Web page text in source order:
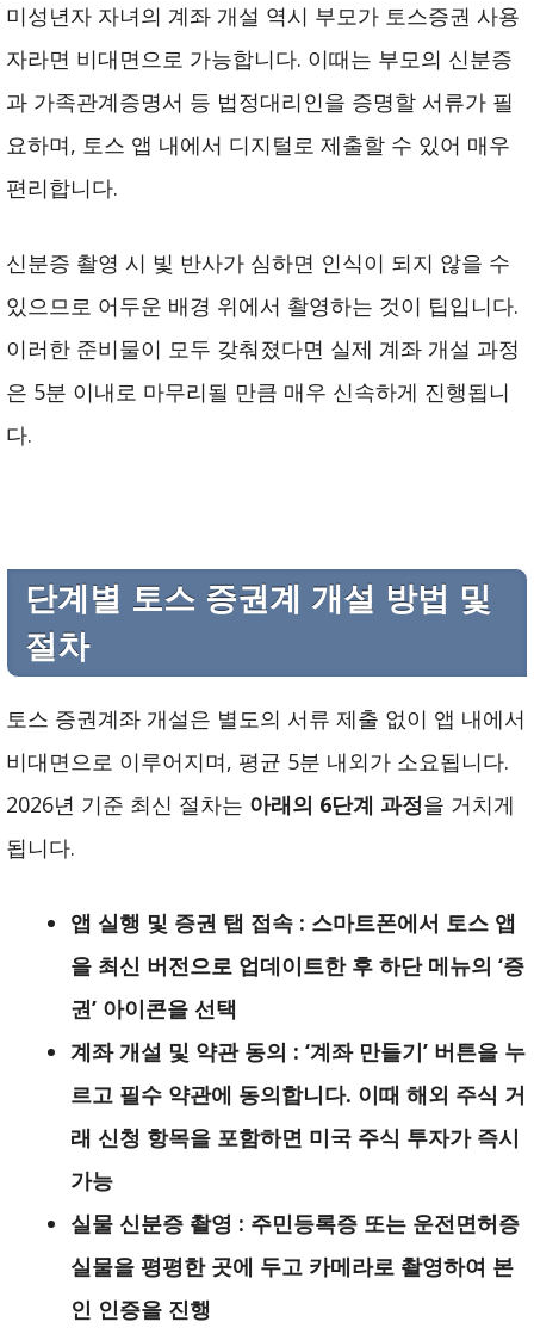
미성년자 자녀의 계좌 개설 역시 부모가 토스증권 사용
자라면 비대면으로 가능합니다. 이때는 부모의 신분증
과 가족관계증명서 등 법정대리인을 증명할 서류가 필
요하며, 토스 앱 내에서 디지털로 제출할 수 있어 매우
편리합니다.
신분증 촬영 시 빛 반사가 심하면 인식이 되지 않을 수
있으므로 어두운 배경 위에서 촬영하는 것이 팁입니다.
이러한 준비물이 모두 갖춰졌다면 실제 계좌 개설 과정
은 5분 이내로 마무리될 만큼 매우 신속하게 진행됩니
다.
단계별 토스 증권계 개설 방법 및
절차
토스 증권계좌 개설은 별도의 서류 제출 없이 앱 내에서
비대면으로 이루어지며, 평균 5분 내외가 소요됩니다.
2026년 기준 최신 절차는 아래의 6단계 과정을 거치게
됩니다.
앱 실행 및 증권 탭 접속 : 스마트폰에서 토스 앱
을 최신 버전으로 업데이트한 후 하단 메뉴의 ‘증
권’ 아이콘을 선택
계좌 개설 및 약관 동의 : ‘계좌 만들기’ 버튼을 누
르고 필수 약관에 동의합니다. 이때 해외 주식 거
래 신청 항목을 포함하면 미국 주식 투자가 즉시
가능
실물 신분증 촬영 : 주민등록증 또는 운전면허증
실물을 평평한 곳에 두고 카메라로 촬영하여 본
인 인증을 진행